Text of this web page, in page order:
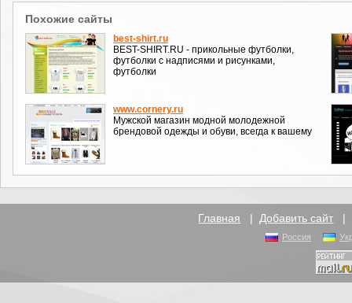
Похожие сайты
best-shirt.ru
BEST-SHIRT.RU - прикольные футболки,
футболки с надписями и рисунками,
футболки
www.cornery.ru
Мужской магазин модной молодежной
брендовой одежды и обуви, всегда к вашему
Главная | Добавить сайт |
Россия